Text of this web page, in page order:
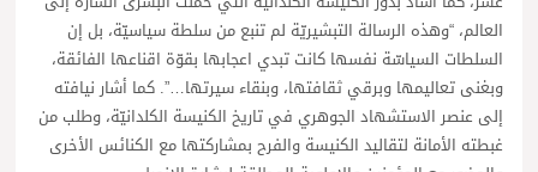
العالم، “وهذه الرسالة التبشيريّة لم تنبع من سلطة سياسيّة، بل إن
السلطات السياسّة نفسها كانت تبدي اعجابها بقوّة اقناعها الفائقة،
وبغنى تعاليمها وبرقي ثقافتها، وبنقاء سيرتها…”. كما أشار نيافته
إلى عنصر الاستشهاد الجوهري في تاريخ الكنيسة الكلدانيّة، وطلب من
غبطته الأمانة لتقاليد الكنيسة والفرح بمشاركتها مع الكنائس الأخرى